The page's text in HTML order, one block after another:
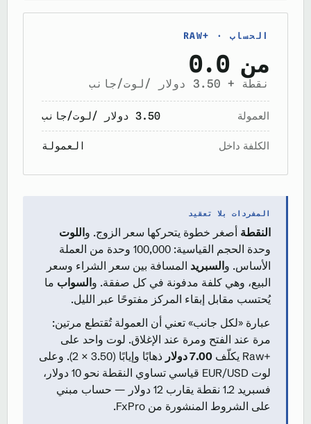
الحساب · RAW+‎
من 0.0
نقطة + 3.50 دولار /لوت/جانب
العمولة 3.50 دولار /لوت/جانب
الكلفة داخل العمولة
المفردات بلا تعقيد
النقطة أصغر خطوة يتحركها سعر الزوج. واللوت
وحدة الحجم القياسية: 100,000 وحدة من العملة
الأساس. والسبريد المسافة بين سعر الشراء وسعر
البيع، وهي كلفة مدفونة في كل صفقة. والسواب ما
يُحتسب مقابل إبقاء المركز مفتوحًا عبر الليل.
عبارة «لكل جانب» تعني أن العمولة تُقتطع مرتين:
مرة عند الفتح ومرة عند الإغلاق. لوت واحد على
Raw+‎ يكلّف
7.00 دولار
ذهابًا وإيابًا (3.50 × 2). وعلى
لوت EUR/USD قياسي تساوي النقطة نحو 10 دولار،
فسبريد 1.2 نقطة يقارب 12 دولار — حساب مبني
على الشروط المنشورة من FxPro.